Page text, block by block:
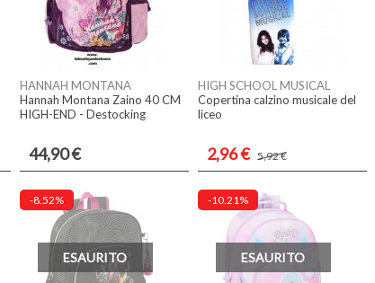
HANNAH MONTANA
Hannah Montana Zaino 40 CM
HIGH-END - Destocking
44,90 €
HIGH SCHOOL MUSICAL
Copertina calzino musicale del
liceo
2,96 € 5,92 €
-8.52%
ESAURITO
-10.21%
ESAURITO